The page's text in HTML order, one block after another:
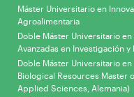
Máster Universitario en
Agroalimentaria
Doble Máster Universitario
Avanzadas en Investigación
Doble Máster Universitario
Biological Resources Master
Applied Sciences, Alemania)